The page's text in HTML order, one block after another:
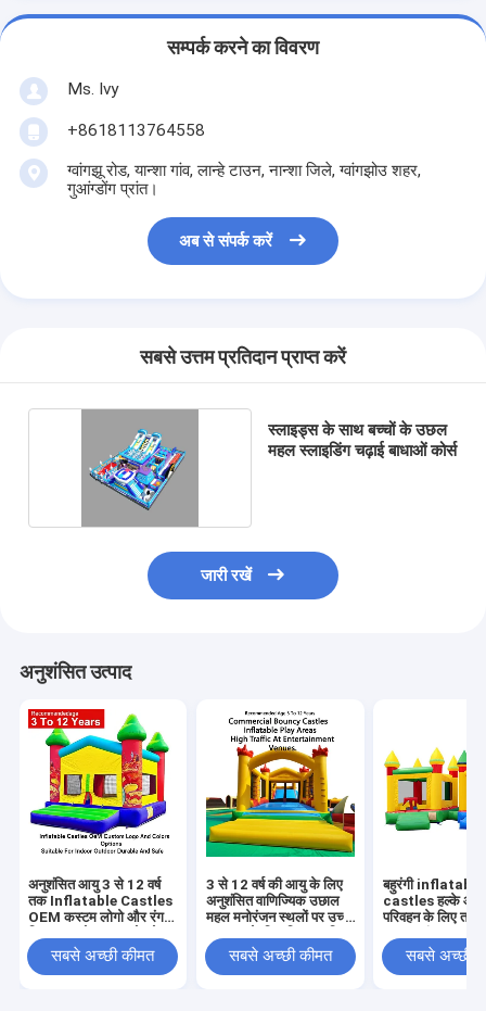
सम्पर्क करने का विवरण
Ms. Ivy
+8618113764558
ग्वांगझू रोड, यान्शा गांव, लान्हे टाउन, नान्शा जिले, ग्वांगझोउ शहर,
गुआंग्डोंग प्रांत।
अब से संपर्क करें
सबसे उत्तम प्रतिदान प्राप्त करें
स्लाइड्स के साथ बच्चों के उछल
महल स्लाइडिंग चढ़ाई बाधाओं कोर्स
जारी रखें
अनुशंसित उत्पाद
अनुशंसित आयु 3 से 12 वर्ष
तक Inflatable Castles
OEM कस्टम लोगो और रंग
लिए उपयुक्त टिकाऊ और
सुरक्षित
सबसे अच्छी कीमत
3 से 12 वर्ष की आयु के लिए
अनुशंसित वाणिज्यिक उछाल
महल मनोरंजन स्थलों पर उच्च
गए inflatable खेल क्षेत्र
सबसे अच्छी कीमत
बहुरंगी inflatable
castles हल्के और
परिवहन के लिए तह
के साथ घटनाओं और
के लिए आदर्श
सबसे अच्छी